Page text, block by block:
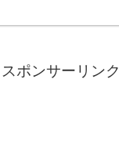
スポンサーリンク